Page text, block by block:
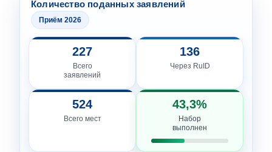
Количество поданных заявлений
Приём 2026
227
Всего
заявлений
136
Через RuID
524
Всего мест
43,3%
Набор
выполнен